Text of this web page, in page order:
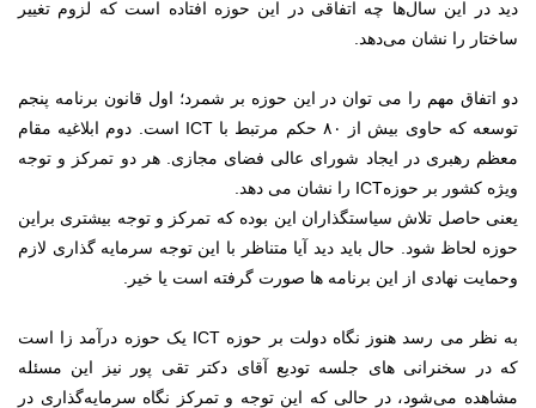
دید در این سال‌ها چه اتفاقی در این حوزه افتاده است که لزوم تغییر
ساختار را نشان می‌دهد.
دو اتفاق مهم را می توان در این حوزه بر شمرد؛ اول قانون برنامه پنجم
توسعه که حاوی بیش از ۸۰ حکم مرتبط با ICT است. دوم ابلاغیه مقام
معظم رهبری در ایجاد شورای عالی فضای مجازی. هر دو تمرکز و توجه
ویژه کشور بر حوزهICT را نشان می دهد.
یعنی حاصل تلاش سیاستگذاران این بوده که تمرکز و توجه بیشتری براین
حوزه لحاظ شود. حال باید دید آیا متناظر با این توجه سرمایه گذاری لازم
وحمایت نهادی از این برنامه ها صورت گرفته است یا خیر.
به نظر می رسد هنوز نگاه دولت بر حوزه ICT یک حوزه درآمد زا است
که در سخنرانی های جلسه تودیع آقای دکتر تقی پور نیز این مسئله
مشاهده می‌شود، در حالی که این توجه و تمرکز نگاه سرمایه‌گذاری در